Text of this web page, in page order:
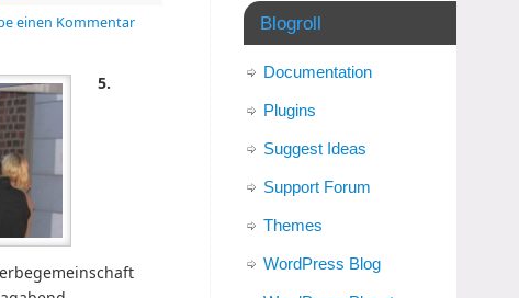
einen Kommentar
5.
Blogroll
Documentation
Plugins
Suggest Ideas
Support Forum
Themes
WordPress Blog